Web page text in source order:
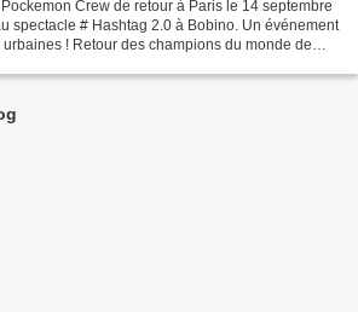
Crew de retour à Paris le 14 septembre
spectacle # Hashtag 2.0 à Bobino. Un événement
! Retour des champions du monde de